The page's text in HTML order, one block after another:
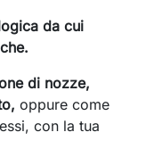
da cui
di nozze,
oppure come
con la tua